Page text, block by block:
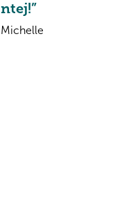
ntej!”
Michelle